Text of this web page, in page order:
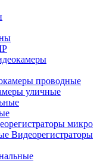
проводные
уличные
микро
Видеорегистраторы